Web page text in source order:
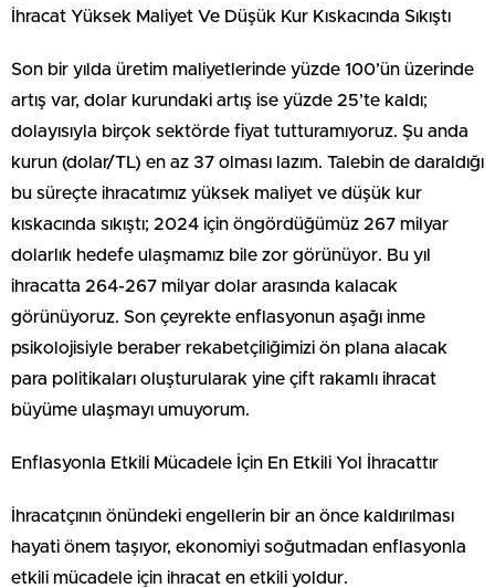
İhracat Yüksek Maliyet Ve Düşük Kur Kıskacında Sıkıştı
Son bir yılda üretim maliyetlerinde yüzde 100’ün üzerinde
artış var, dolar kurundaki artış ise yüzde 25’te kaldı;
dolayısıyla birçok sektörde fiyat tutturamıyoruz. Şu anda
kurun (dolar/TL) en az 37 olması lazım. Talebin de daraldığı
bu süreçte ihracatımız yüksek maliyet ve düşük kur
kıskacında sıkıştı; 2024 için öngördüğümüz 267 milyar
dolarlık hedefe ulaşmamız bile zor görünüyor. Bu yıl
ihracatta 264-267 milyar dolar arasında kalacak
görünüyoruz. Son çeyrekte enflasyonun aşağı inme
psikolojisiyle beraber rekabetçiliğimizi ön plana alacak
para politikaları oluşturularak yine çift rakamlı ihracat
büyüme ulaşmayı umuyorum.
Enflasyonla Etkili Mücadele İçin En Etkili Yol İhracattır
İhracatçının önündeki engellerin bir an önce kaldırılması
hayati önem taşıyor, ekonomiyi soğutmadan enflasyonla
etkili mücadele için ihracat en etkili yoldur.